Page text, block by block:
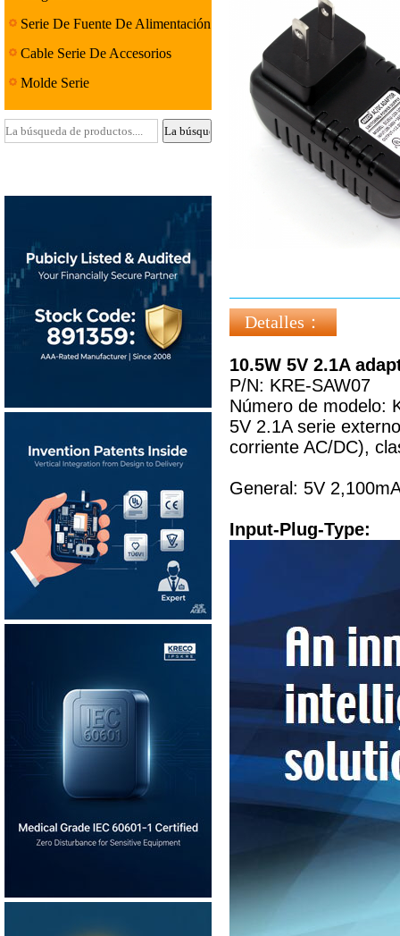
Serie De Fuente De Alimentación
Lineal
Cable Serie De Accesorios
Molde Serie
Detalles：
10.5W 5V 2.1A
P/N: KRE-SAW07
Número de modelo:
5V 2.1A serie
corriente AC/DC),
General: 5V
Input-Plug-Type: